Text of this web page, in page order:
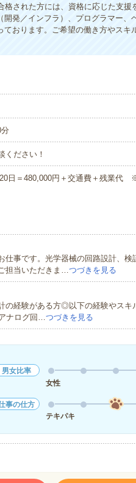
格された方には、資格に応じた支援
発／インフラ）、プログラマー、
おります。ご希望の働き方やスキ
ださい！
日＝480,000円＋交通費＋残業代
仕事です。光学器械の回路設計、検
担当いただきま…つづきを見る
の経験がある方◎以下の経験やスキ
ナログ回…つづきを見る
男女比率
女性
事の仕方
テキパキ